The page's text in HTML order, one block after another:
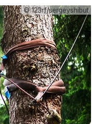
© 123rf/sergeyshibut